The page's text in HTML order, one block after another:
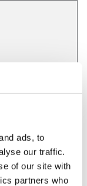
ads, to
our traffic.
of our site with
partners who